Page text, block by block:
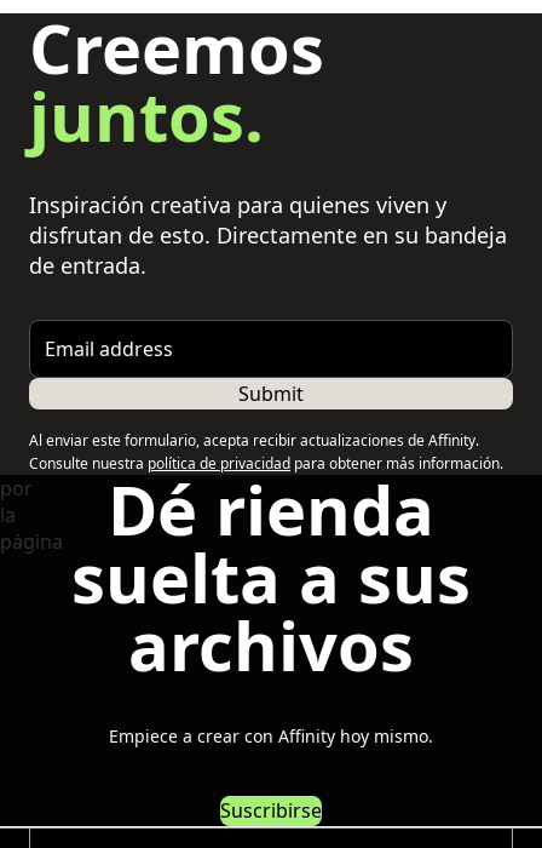
Creemos
juntos.
Inspiración creativa para quienes viven y
disfrutan de esto. Directamente en su bandeja
de entrada.
Email address
Submit
Al enviar este formulario, acepta recibir actualizaciones de Affinity.
Consulte nuestra política de privacidad para obtener más información.
Dé rienda
suelta a sus
archivos
Empiece a crear con Affinity hoy mismo.
Suscribirse